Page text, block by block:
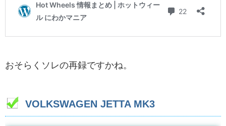
おそらくソレの再録ですかね。
VOLKSWAGEN JETTA MK3